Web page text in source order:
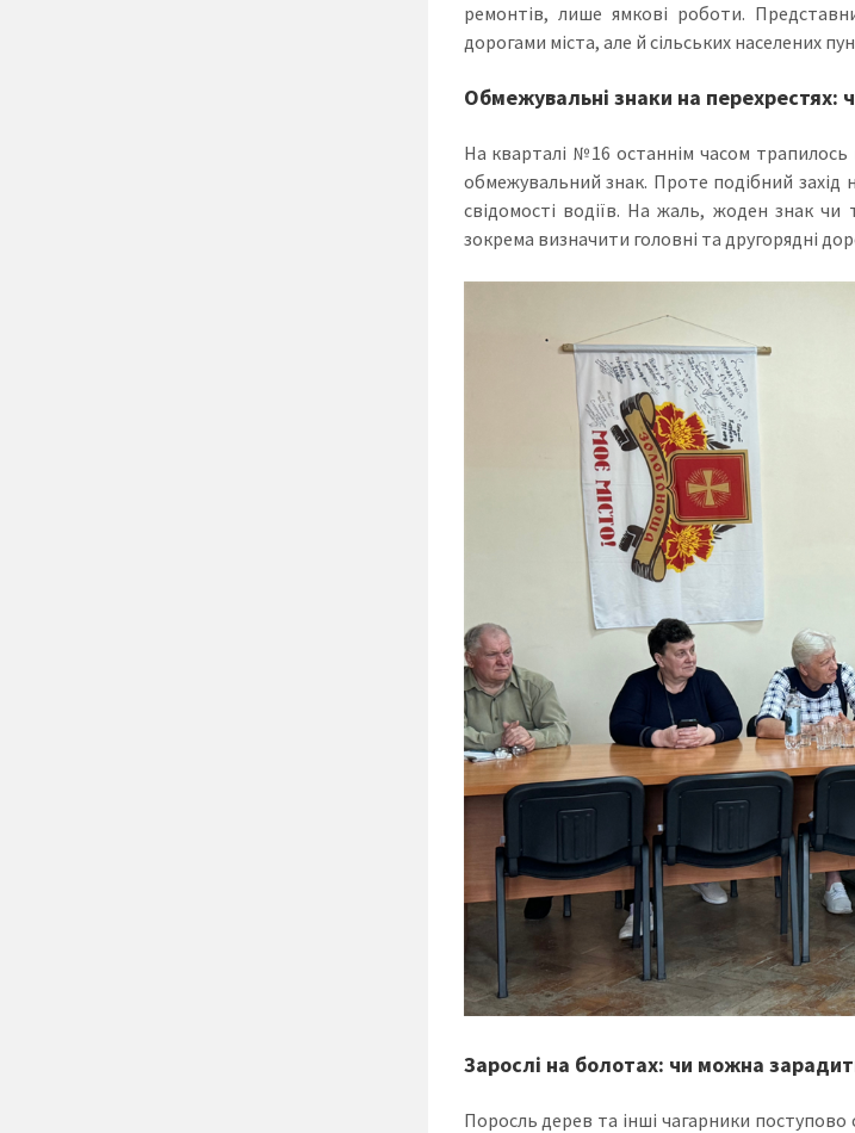
ремонтів, лише ямкові роботи.
дорогами міста, але й сільських населених
Обмежувальні знаки на перехрестях:
На кварталі №16 останнім часом
обмежувальний знак. Проте подібний
свідомості водіїв. На жаль, жоден знак чи
зокрема визначити головні та другорядні
Зарослі на болотах: чи можна
Поросль дерев та інші чагарники поступово